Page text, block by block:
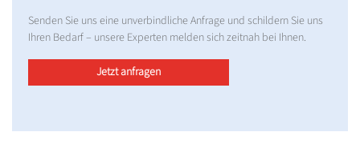
Senden Sie uns eine unverbindliche Anfrage und schildern Sie uns
Ihren Bedarf – unsere Experten melden sich zeitnah bei Ihnen.
Jetzt anfragen